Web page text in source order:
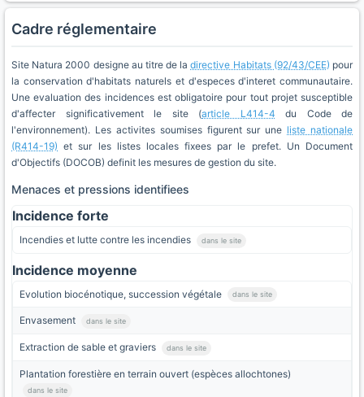
Cadre réglementaire
Site Natura 2000 designe au titre de ladirective Habitats (92/43/CEE) pour
la conservation d'habitats naturels et d'especes d'interet communautaire.
Une evaluation des incidences est obligatoire pour tout projet susceptible
d'affecter significativement le site (article L414-4 du Code de
l'environnement). Les activites soumises figurent sur une liste nationale
(R414-19) et sur les listes locales fixees par le prefet. Un Document
d'Objectifs (DOCOB) definit les mesures de gestion du site.
Menaces et pressions identifiees
Incidence forte
Incendies et lutte contre les incendies dans le site
Incidence moyenne
Evolution biocénotique, succession végétale dans le site
Envasement dans le site
Extraction de sable et graviers dans le site
Plantation forestière en terrain ouvert (espèces allochtones)
dans le site